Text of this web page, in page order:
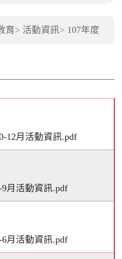
育> 活動資訊> 107年度
12月活動資訊.pdf
月活動資訊.pdf
月活動資訊.pdf